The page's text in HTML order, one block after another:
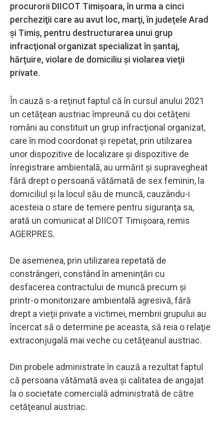
procurorii DIICOT Timişoara, în urma a cinci
percheziţii care au avut loc, marţi, în judeţele Arad
şi Timiş, pentru destructurarea unui grup
infracţional organizat specializat în şantaj,
hărţuire, violare de domiciliu şi violarea vieţii
private.
În cauză s-a reţinut faptul că în cursul anului 2021
un cetăţean austriac împreună cu doi cetăţeni
români au constituit un grup infracţional organizat,
care în mod coordonat şi repetat, prin utilizarea
unor dispozitive de localizare şi dispozitive de
înregistrare ambientală, au urmărit şi supravegheat
fără drept o persoană vătămată de sex feminin, la
domiciliul şi la locul său de muncă, cauzându-i
acesteia o stare de temere pentru siguranţa sa,
arată un comunicat al DIICOT Timişoara, remis
AGERPRES.
De asemenea, prin utilizarea repetată de
constrângeri, constând în ameninţări cu
desfacerea contractului de muncă precum şi
printr-o monitorizare ambientală agresivă, fără
drept a vieţii private a victimei, membrii grupului au
încercat să o determine pe aceasta, să reia o relaţie
extraconjugală mai veche cu cetăţeanul austriac.
Din probele administrate în cauză a rezultat faptul
că persoana vătămată avea şi calitatea de angajat
la o societate comercială administrată de către
cetăţeanul austriac.